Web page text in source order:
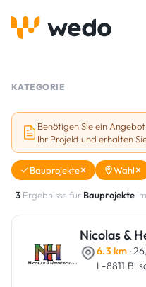
Referenzen
Förderungen &
Sind Sie Handwerker?
KATEGORIE
Benötigen Sie ein
Ihr Projekt und erhalten
Bauprojekte Wahl
3 Ergebnisse für Bauprojekte
Nicolas &
6.3 km ·
L-8811